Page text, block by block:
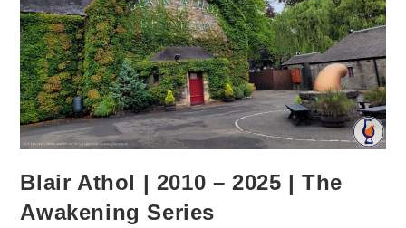
Blair Athol | 2010 – 2025 | The
Awakening Series